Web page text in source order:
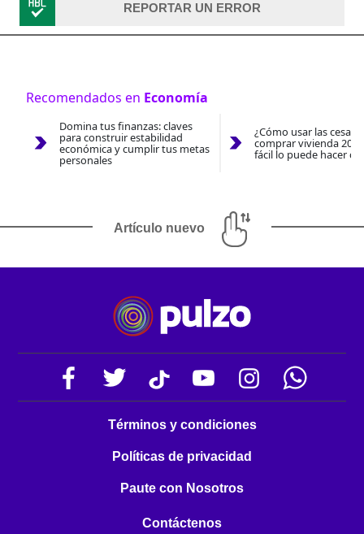
REPORTAR UN ERROR
Recomendados en Economía
Domina tus finanzas: claves
para construir estabilidad
económica y cumplir tus metas
personales
¿Cómo usar las
comprar vivienda
fácil lo puede hacer
Artículo nuevo
Términos y condiciones
Políticas de privacidad
Paute con Nosotros
Contáctenos